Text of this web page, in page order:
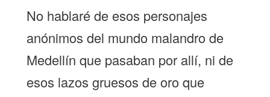
No hablaré de esos personajes
anónimos del mundo malandro de
Medellín que pasaban por allí, ni de
esos lazos gruesos de oro que